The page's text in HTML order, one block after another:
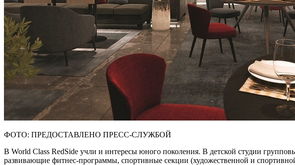
ФОТО: ПРЕДОСТАВЛЕНО ПРЕСС-СЛУЖБОЙ
В World Class RedSide учли и интересы юного поколения. В детской студии
развивающие фитнес-программы, спортивные секции (художественной и